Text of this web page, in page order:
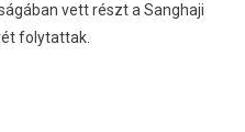
vett részt a Sanghaji
folytattak.